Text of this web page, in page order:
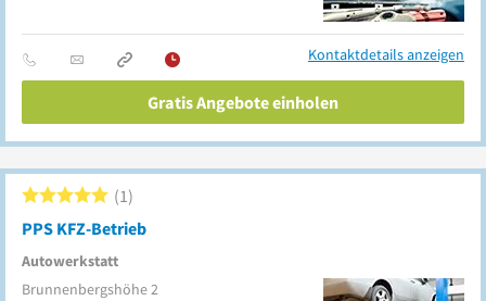
Kontaktdetails anzeigen
Gratis Angebote einholen
PPS KFZ-Betrieb
Autowerkstatt
1
Brunnenbergshöhe 2